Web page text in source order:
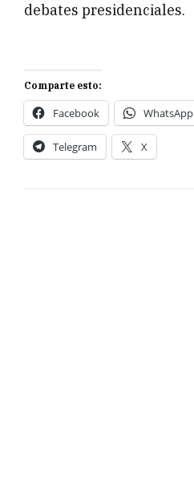
debates presidenciales.
Comparte esto:
Facebook WhatsApp
Telegram X